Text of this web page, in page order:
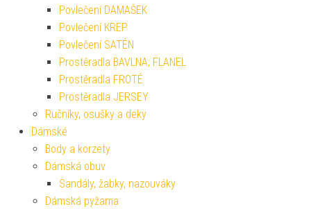
Povlečení DAMAŠEK
Povlečení KREP
Povlečení SATÉN
Prostěradla BAVLNA, FLANEL
Prostěradla FROTÉ
Prostěradla JERSEY
Ručníky, osušky a deky
Dámské
Body a korzety
Dámská obuv
Sandály, žabky, nazouváky
Dámská pyžama